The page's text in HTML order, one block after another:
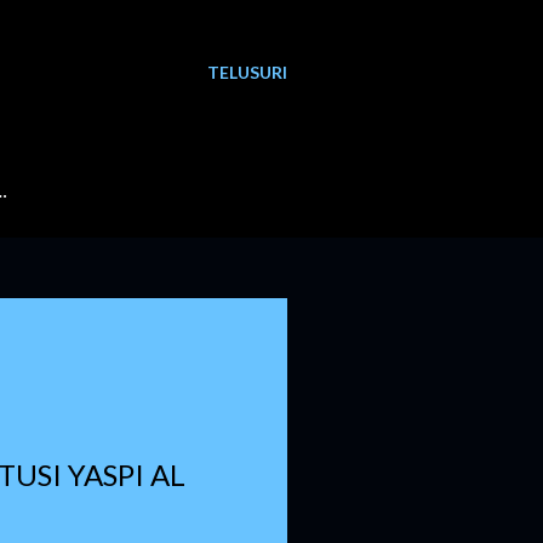
TELUSURI
YASPI AL